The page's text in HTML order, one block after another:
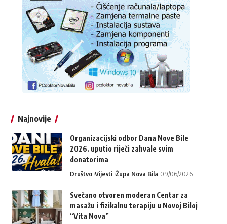
Najnovije
Organizacijski odbor Dana Nove Bile
2026. uputio riječi zahvale svim
donatorima
Društvo Vijesti Župa Nova Bila 09/06/2026
Svečano otvoren moderan Centar za
masažu i fizikalnu terapiju u Novoj Biloj
“Vita Nova”